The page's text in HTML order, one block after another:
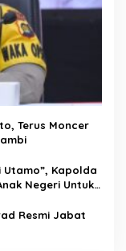
Terus Moncer
Kapolda
Negeri Untuk
Resmi Jabat